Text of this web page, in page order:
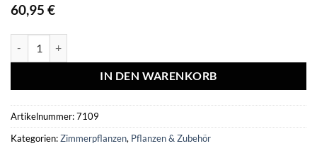
60,95 €
IN DEN WARENKORB
Artikelnummer:7109
Kategorien:Zimmerpflanzen, Pflanzen & Zubehör